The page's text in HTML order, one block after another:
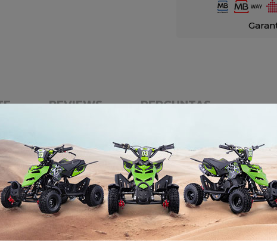
REVIEWS PERGUNTAS
47cc-49cc